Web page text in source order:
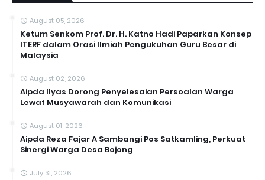
August 05, 2026
Ketum Senkom Prof. Dr. H. Katno Hadi Paparkan Konsep
ITERF dalam Orasi Ilmiah Pengukuhan Guru Besar di
Malaysia
August 02, 2026
Aipda Ilyas Dorong Penyelesaian Persoalan Warga
Lewat Musyawarah dan Komunikasi
August 01, 2026
Aipda Reza Fajar A Sambangi Pos Satkamling, Perkuat
Sinergi Warga Desa Bojong
July 31, 2026